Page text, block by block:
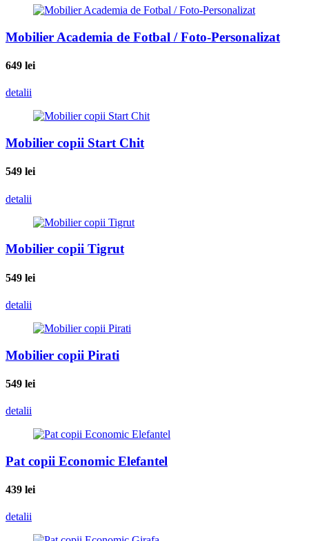
Mobilier Academia de Fotbal / Foto-Personalizat
649 lei
detalii
Mobilier copii Start Chit
549 lei
detalii
Mobilier copii Tigrut
549 lei
detalii
Mobilier copii Pirati
549 lei
detalii
Pat copii Economic Elefantel
439 lei
detalii